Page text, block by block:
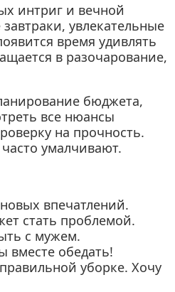
интриг и вечной
увлекательные
время удивлять
в разочарование,
бюджета,
все нюансы
на прочность.
умалчивают.
впечатлений.
стать проблемой.
с мужем.
вместе обедать!
уборке. Хочу